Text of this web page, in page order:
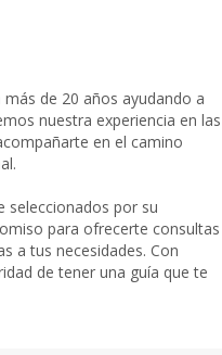
de 20 años ayudando a
nuestra experiencia en las
en el camino
seleccionados por su
para ofrecerte consultas
a tus necesidades. Con
de tener una guía que te